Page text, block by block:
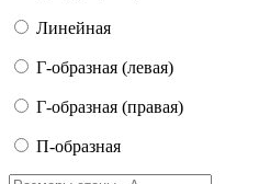
Линейная
Г-образная (левая)
Г-образная (правая)
П-образная